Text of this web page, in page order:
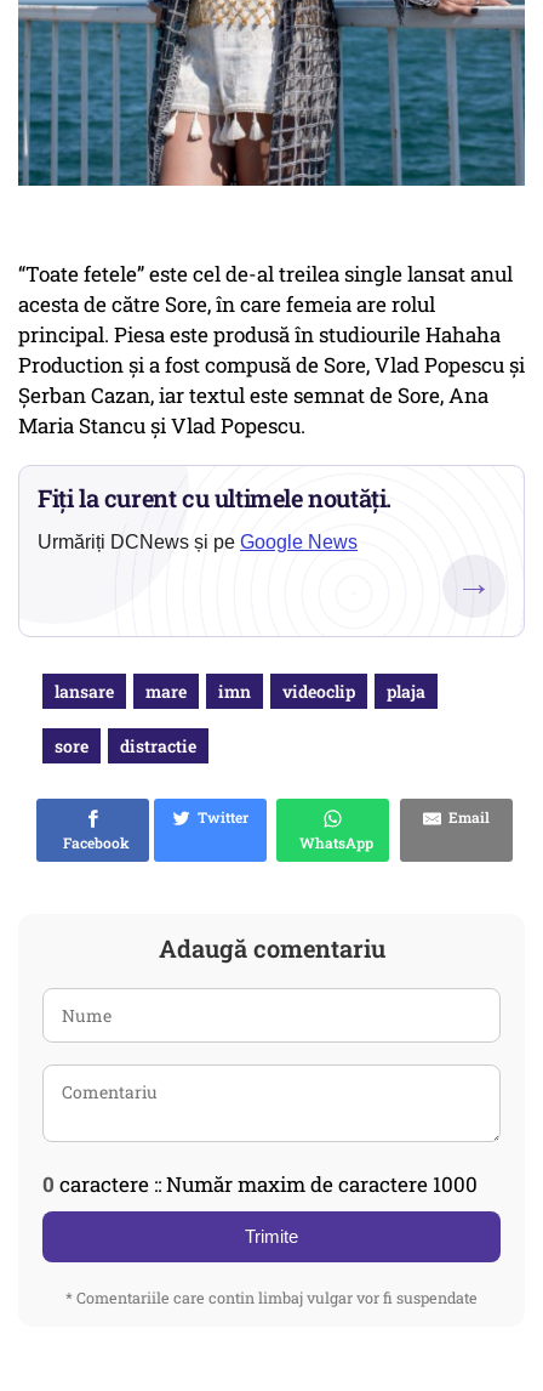
“Toate fetele” este cel de-al treilea single lansat anul
acesta de către Sore, în care femeia are rolul
principal. Piesa este produsă în studiourile Hahaha
Production și a fost compusă de Sore, Vlad Popescu și
Șerban Cazan, iar textul este semnat de Sore, Ana
Maria Stancu și Vlad Popescu.
Fiți la curent cu ultimele noutăți.
Urmăriți DCNews și pe Google News
→
lansare mare imn videoclip plaja
sore distractie
Facebook
Twitter
WhatsApp
Email
Adaugă comentariu
0 caractere :: Număr maxim de caractere 1000
Trimite
* Comentariile care contin limbaj vulgar vor fi suspendate